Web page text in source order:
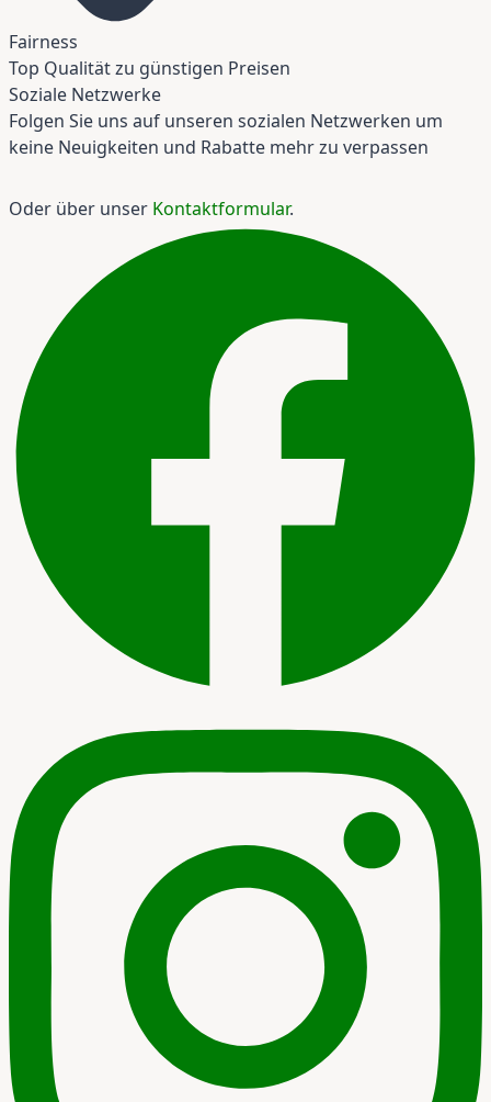
Fairness
Top Qualität zu günstigen Preisen
Soziale Netzwerke
Folgen Sie uns auf unseren sozialen Netzwerken um
keine Neuigkeiten und Rabatte mehr zu verpassen
Oder über unser Kontaktformular.